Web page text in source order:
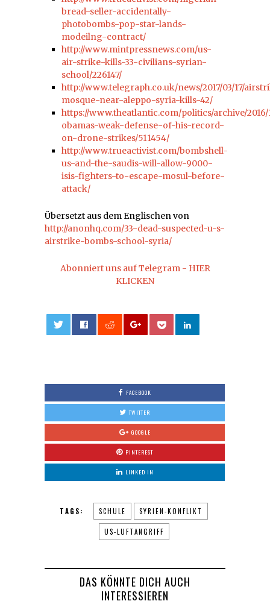
bread-seller-accidentally-
photobombs-pop-star-lands-
modeilng-contract/
http://www.mintpressnews.com/us-
air-strike-kills-33-civilians-syrian-
school/226147/
http://www.telegraph.co.uk/news/2017/03/17/
mosque-near-aleppo-syria-kills-42/
https://www.theatlantic.com/politics/archive/
obamas-weak-defense-of-his-record-
on-drone-strikes/511454/
http://www.trueactivist.com/bombshell-
us-and-the-saudis-will-allow-9000-
isis-fighters-to-escape-mosul-before-
attack/
Übersetzt aus dem Englischen von
http://anonhq.com/33-dead-suspected-u-s-
airstrike-bombs-school-syria/
Abonniert uns auf Telegram - HIER
KLICKEN
FACEBOOK
TWITTER
GOOGLE
PINTEREST
LINKED IN
TAGS: SCHULE SYRIEN-KONFLIKT
US-LUFTANGRIFF
DAS KÖNNTE DICH AUCH
INTERESSIEREN